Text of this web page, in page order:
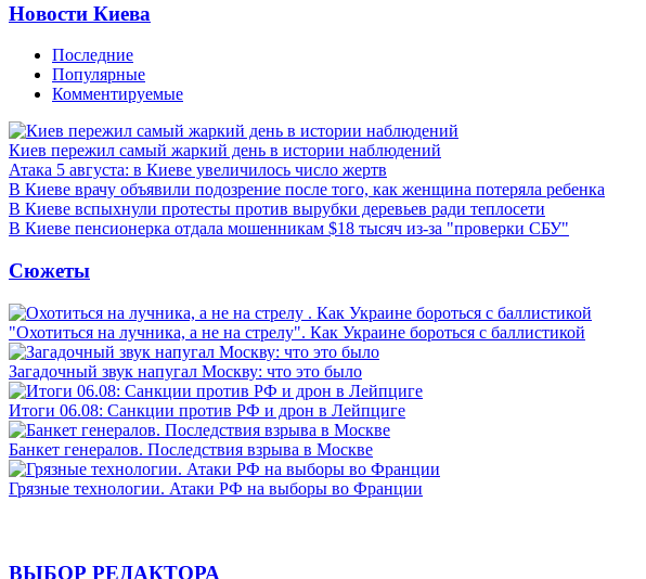
Новости Киева
Последние
Популярные
Комментируемые
Киев пережил самый жаркий день в истории наблюдений
Атака 5 августа: в Киеве увеличилось число жертв
В Киеве врачу объявили подозрение после того, как женщина потеряла ребенка
В Киеве вспыхнули протесты против вырубки деревьев ради теплосети
В Киеве пенсионерка отдала мошенникам $18 тысяч из-за "проверки СБУ"
Сюжеты
"Охотиться на лучника, а не на стрелу". Как Украине бороться с баллистикой
Загадочный звук напугал Москву: что это было
Итоги 06.08: Санкции против РФ и дрон в Лейпциге
Банкет генералов. Последствия взрыва в Москве
Грязные технологии. Атаки РФ на выборы во Франции
ВЫБОР РЕДАКТОРА